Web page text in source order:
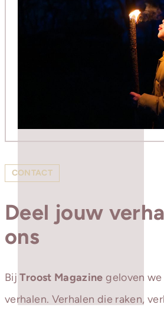
CONTACT
Deel jouw
ons
BijTroost Magazine geloven
verhalen. Verhalen die raken,